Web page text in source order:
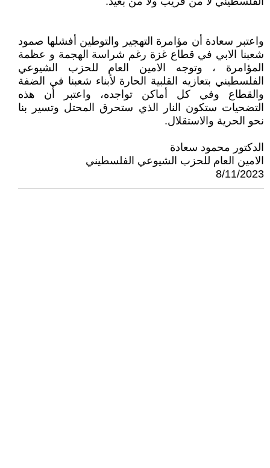
واعتبر سعادة أن مؤامرة التهجير والتوطين أفشلها صمود
شعبنا الابي في قطاع غزة رغم شراسة الهجمة و عظمة
المؤامرة ، وتوجه الامين العام للحزب الشيوعي
الفلسطيني بتعازيه القلبية الحارة لأبناء شعبنا في الضفة
والقطاع وفي كل أماكن تواجده، واعتبر أن هذه
التضحيات ستكون النار الذي ستحرق المحتل وتسير بنا
نحو الحرية والاستقلال.
الدكتور محمود سعادة
الامين العام للحزب الشيوعي الفلسطيني
8/11/2023